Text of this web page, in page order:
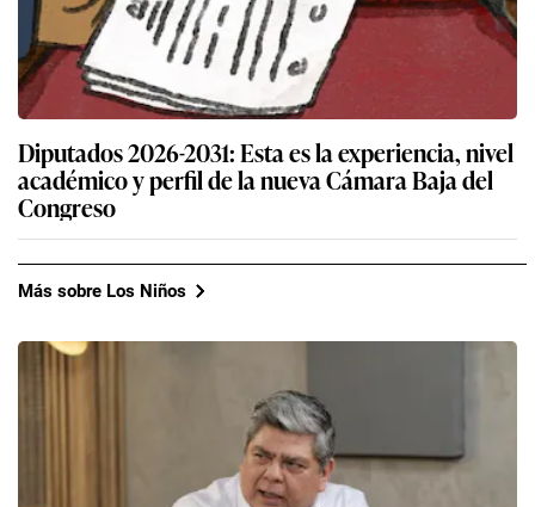
Diputados 2026-2031: Esta es la experiencia, nivel
académico y perfil de la nueva Cámara Baja del
Congreso
Más sobre Los Niños